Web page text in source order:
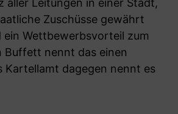
aller Leitungen in einer Stadt,
Zuschüsse gewährt
ein Wettbewerbsvorteil zum
Buffett nennt das einen
Kartellamt dagegen nennt es